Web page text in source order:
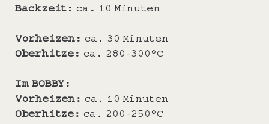
Backzeit: ca . 10 Minuten
Vorheizen: ca. 30 Minuten
Oberhitze: ca. 280-300°C
Im BOBBY:
Vorheizen: ca. 10 Minuten
Oberhitze: ca. 200-250°C